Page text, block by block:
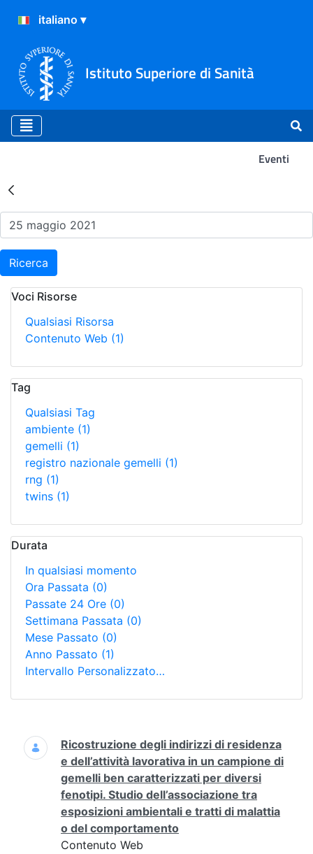
Istituto Superiore di Sanità
Eventi
Risultati della Ricerca -
Ricerca
Voci Risorse
Qualsiasi Risorsa
Contenuto Web (1)
Tag
Qualsiasi Tag
ambiente (1)
gemelli (1)
registro nazionale gemelli (1)
rng (1)
twins (1)
Durata
In qualsiasi momento
Ora Passata (0)
Passate 24 Ore (0)
Settimana Passata (0)
Mese Passato (0)
Anno Passato (1)
Intervallo Personalizzato…
Ricerca
Ricostruzione degli indirizzi di residenza
e dell’attività lavorativa in un campione di
gemelli ben caratterizzati per diversi
fenotipi. Studio dell’associazione tra
esposizioni ambientali e tratti di malattia
o del comportamento
Contenuto Web